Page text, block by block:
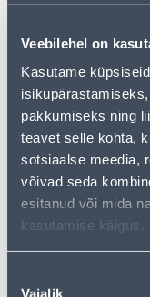
Veebilehel on
Kasutame
pakkumiseks ning
teavet selle kohta,
sotsiaalse meedia,
võivad seda
esitanud või mida
kasutamise käigus.
Vajalik
• Hooldus- ja
ning kvaliteetse
• Ei jäta plekke
tuhmumise,
• Sobilik kõikidele
• 14-päevane
Eeldatav
Tarne
Poest kätte,